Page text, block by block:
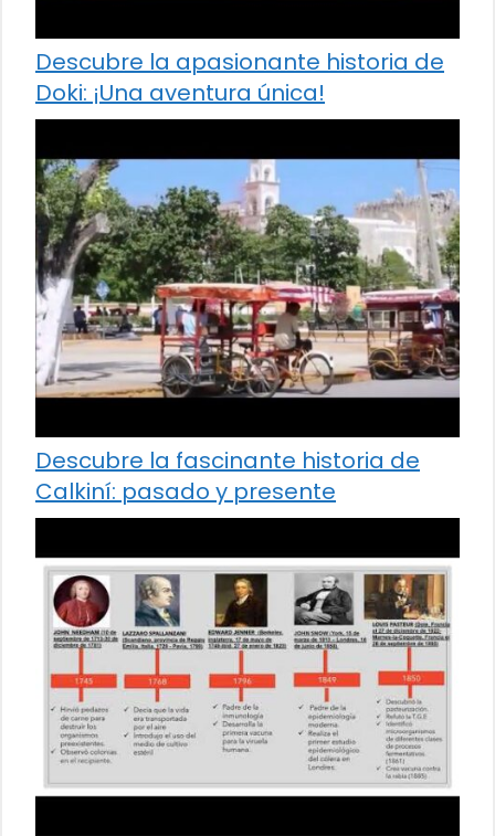
Descubre la apasionante historia de
Doki: ¡Una aventura única!
Descubre la fascinante historia de
Calkiní: pasado y presente